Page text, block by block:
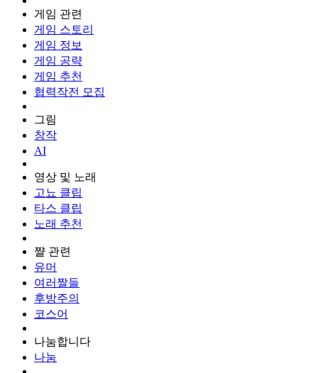
게임 관련
게임 스토리
게임 정보
게임 공략
게임 추천
협력작전 모집
그림
창작
AI
영상 및 노래
고뇨 클립
타스 클립
노래 추천
쨜 관련
유머
여러짤들
후방주의
코스어
나눔합니다
나눔